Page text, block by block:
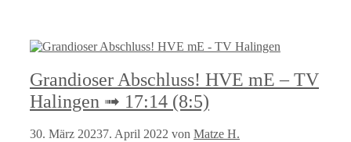
Grandioser Abschluss! HVE mE – TV
Halingen ➟ 17:14 (8:5)
30. März 20237. April 2022 von Matze H.